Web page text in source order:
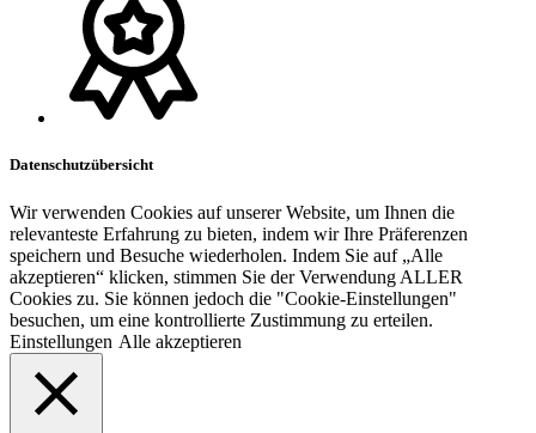
Datenschutzübersicht
Wir verwenden Cookies auf unserer Website, um Ihnen die
relevanteste Erfahrung zu bieten, indem wir Ihre Präferenzen
speichern und Besuche wiederholen. Indem Sie auf „Alle
akzeptieren“ klicken, stimmen Sie der Verwendung ALLER
Cookies zu. Sie können jedoch die "Cookie-Einstellungen"
besuchen, um eine kontrollierte Zustimmung zu erteilen.
Einstellungen Alle akzeptieren